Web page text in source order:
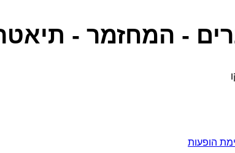
- המחזמר -
הופעות